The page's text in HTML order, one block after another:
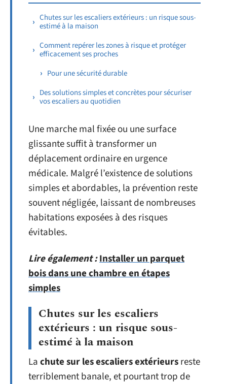
Chutes sur les escaliers extérieurs : un risque sous-
estimé à la maison
Comment repérer les zones à risque et protéger
efficacement ses proches
Pour une sécurité durable
Des solutions simples et concrètes pour sécuriser
vos escaliers au quotidien
Une marche mal fixée ou une surface
glissante suffit à transformer un
déplacement ordinaire en urgence
médicale. Malgré l’existence de solutions
simples et abordables, la prévention reste
souvent négligée, laissant de nombreuses
habitations exposées à des risques
évitables.
Lire également :Installer un parquet
bois dans une chambre en étapes
simples
Chutes sur les escaliers
extérieurs : un risque sous-
estimé à la maison
Lachute sur les escaliers extérieursreste
terriblement banale, et pourtant trop de